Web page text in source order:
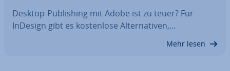
Desktop-Pu­bli­shing mit Adobe ist zu teuer? Für
InDesign gibt es kos­ten­lo­se Al­ter­na­ti­ven,…
Mehr lesen